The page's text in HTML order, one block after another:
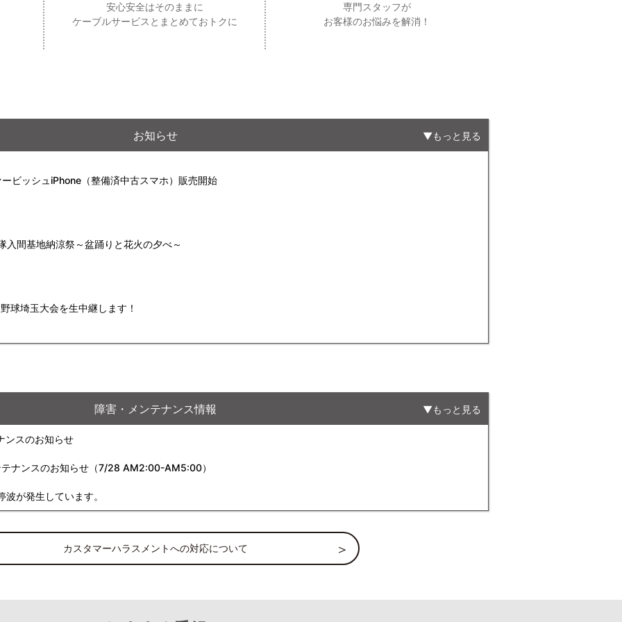
安心安全はそのままに
ケーブルサービスとまとめておトクに
専門スタッフが
お客様のお悩みを解消！
お知らせ もっと見る
ビッシュiPhone（整備済中古スマホ）販売開始
間基地納涼祭～盆踊りと花火の夕べ～
球埼玉大会を生中継します！
障害・メンテナンス情報 もっと見る
スのお知らせ
ナンスのお知らせ（7/28 AM2:00-AM5:00）
が発生しています。
カスタマーハラスメントへの対応について